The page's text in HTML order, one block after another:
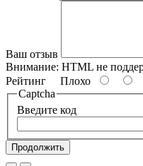
Ваш отзыв
Внимание: HTML не
Рейтинг Плохо
Captcha
Введите код
Продолжить